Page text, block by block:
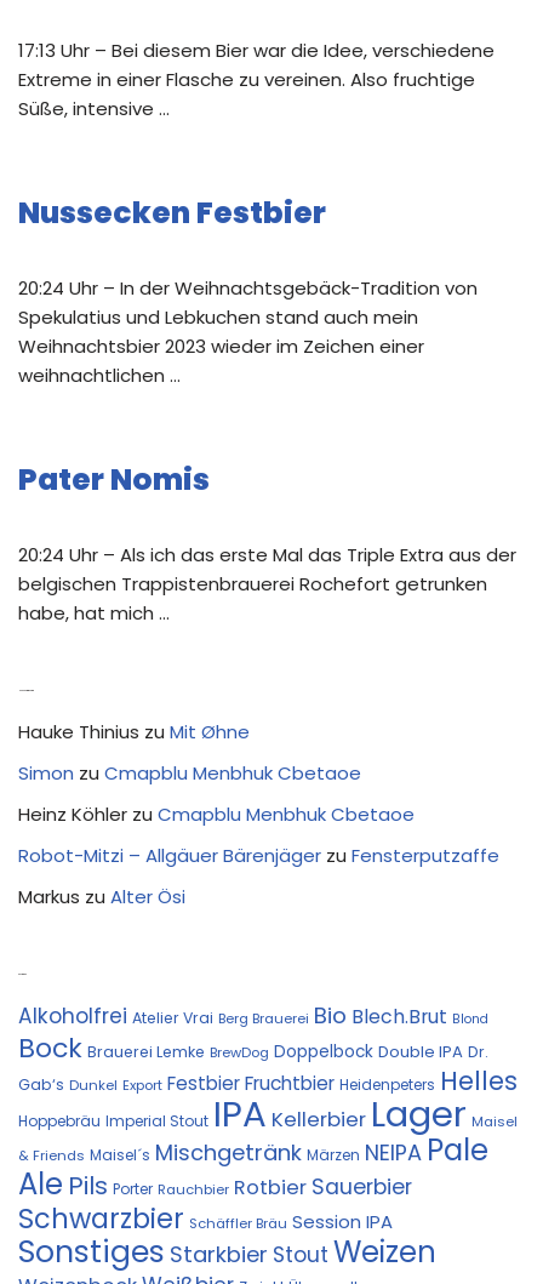
17:13 Uhr – Bei diesem Bier war die Idee, verschiedene
Extreme in einer Flasche zu vereinen. Also fruchtige
Süße, intensive …
Nussecken Festbier
20:24 Uhr – In der Weihnachtsgebäck-Tradition von
Spekulatius und Lebkuchen stand auch mein
Weihnachtsbier 2023 wieder im Zeichen einer
weihnachtlichen …
Pater Nomis
20:24 Uhr – Als ich das erste Mal das Triple Extra aus der
belgischen Trappistenbrauerei Rochefort getrunken
habe, hat mich …
Hauke Thinius zu Mit Øhne
Simon zu Cmapblu Menbhuk Cbetaoe
Heinz Köhler zu Cmapblu Menbhuk Cbetaoe
Robot-Mitzi – Allgäuer Bärenjäger zu Fensterputzaffe
Markus zu Alter Ösi
Alkoholfrei Atelier Vrai Berg Brauerei Bio Blech.Brut Blond
Bock Brauerei Lemke BrewDog Doppelbock Double IPA Dr.
Gab‘s Dunkel Export FestbierFruchtbier Heidenpeters Helles
Hoppebräu Imperial Stout IPA Kellerbier Lager Maisel
& Friends Maisel´s Mischgetränk Märzen NEIPA Pale
Ale Pils Porter Rauchbier Rotbier Sauerbier
Schwarzbier Schäffler Bräu Session IPA
Sonstiges Starkbier Stout Weizen